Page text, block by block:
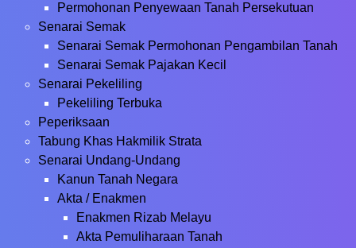
Permohonan Penyewaan Tanah Persekutuan
Senarai Semak
Senarai Semak Permohonan Pengambilan Tanah
Senarai Semak Pajakan Kecil
Senarai Pekeliling
Pekeliling Terbuka
Peperiksaan
Tabung Khas Hakmilik Strata
Senarai Undang-Undang
Kanun Tanah Negara
Akta / Enakmen
Enakmen Rizab Melayu
Akta Pemuliharaan Tanah